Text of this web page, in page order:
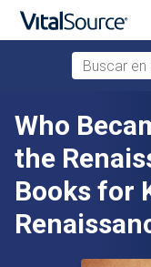
Saltar al contenido
Buscar en
Who
the
Books for